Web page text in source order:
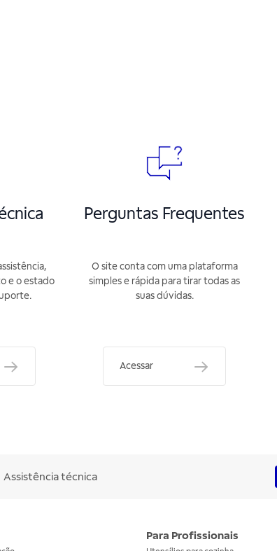
e o estado
Perguntas Frequentes
O site conta com uma plataforma
simples e rápida para tirar todas as
suas dúvidas.
Acessar
Assistência técnica
Para Profissionais